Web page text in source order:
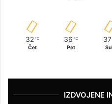
32 ℃
Čet
36 ℃
Pet
37
IZDVOJENE